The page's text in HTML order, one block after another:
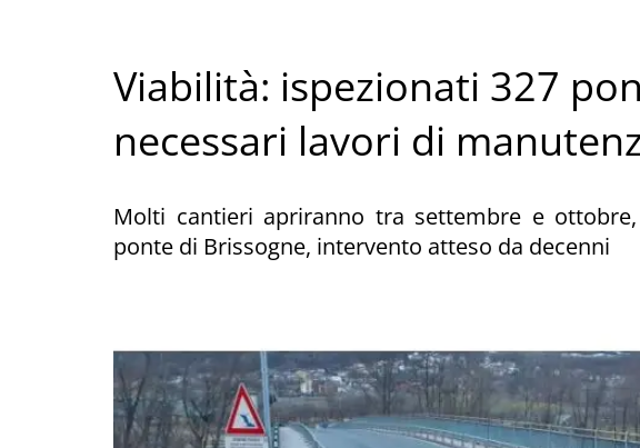
Viabilità: ispezionati 327
necessari lavori di
Molti cantieri apriranno tra settembre e
ponte di Brissogne, intervento atteso da decenni